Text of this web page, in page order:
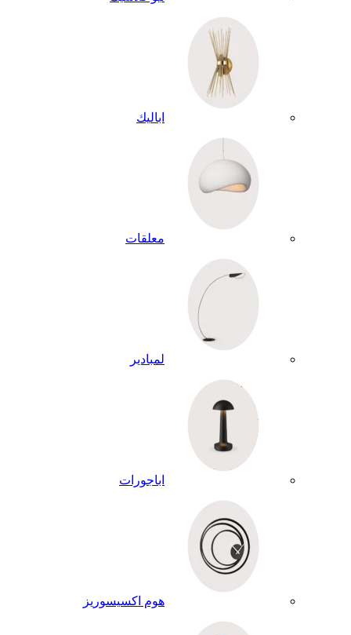
اباليك
معلقات
لمبادير
اباجورات
هوم اكسيسوريز